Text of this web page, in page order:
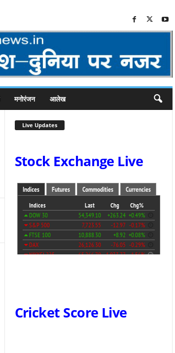
मनोरंजन आलेख
Live Updates
Stock Exchange Live
Cricket Score Live